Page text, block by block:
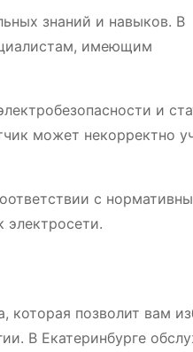
знаний и навыков. В
имеющим
и
может некорректно
с
электросети.
которая позволит вам
В Екатеринбурге